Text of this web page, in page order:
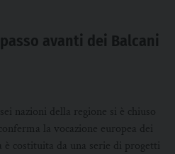
avanti dei Balcani
nazioni della regione si è chiuso
la vocazione europea dei
è costituita da una serie di progetti